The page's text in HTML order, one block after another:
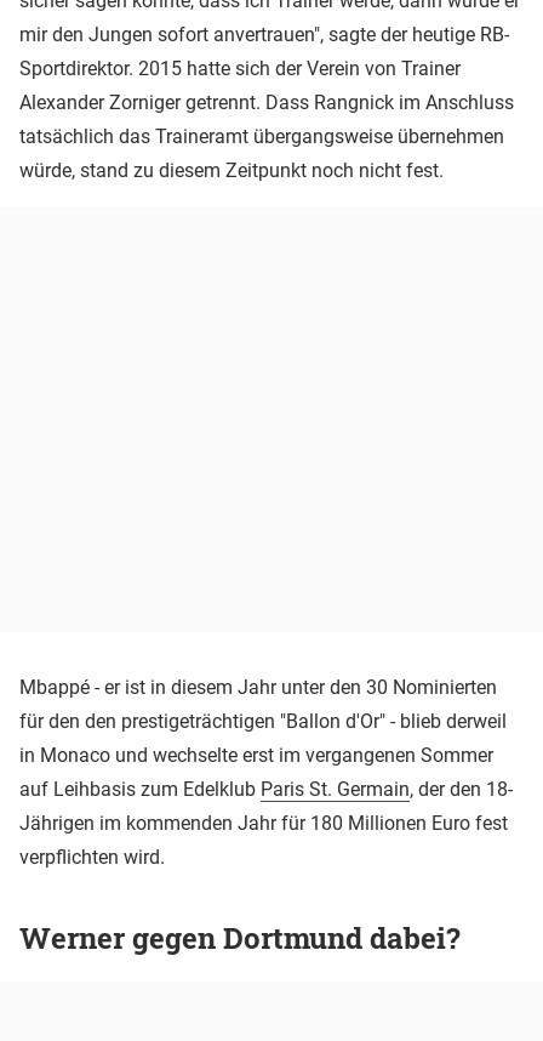
mir den Jungen sofort anvertrauen", sagte der heutige RB-
Sportdirektor. 2015 hatte sich der Verein von Trainer
Alexander Zorniger getrennt. Dass Rangnick im Anschluss
tatsächlich das Traineramt übergangsweise übernehmen
würde, stand zu diesem Zeitpunkt noch nicht fest.
Mbappé - er ist in diesem Jahr unter den 30 Nominierten
für den den prestigeträchtigen "Ballon d'Or" - blieb derweil
in Monaco und wechselte erst im vergangenen Sommer
auf Leihbasis zum Edelklub Paris St. Germain, der den 18-
Jährigen im kommenden Jahr für 180 Millionen Euro fest
verpflichten wird.
Werner gegen Dortmund dabei?